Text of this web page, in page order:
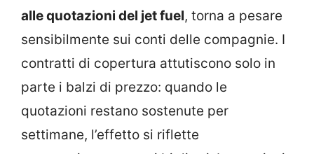
alle quotazioni del jet fuel, torna a pesare
sensibilmente sui conti delle compagnie. I
contratti di copertura attutiscono solo in
parte i balzi di prezzo: quando le
quotazioni restano sostenute per
settimane, l’effetto si riflette